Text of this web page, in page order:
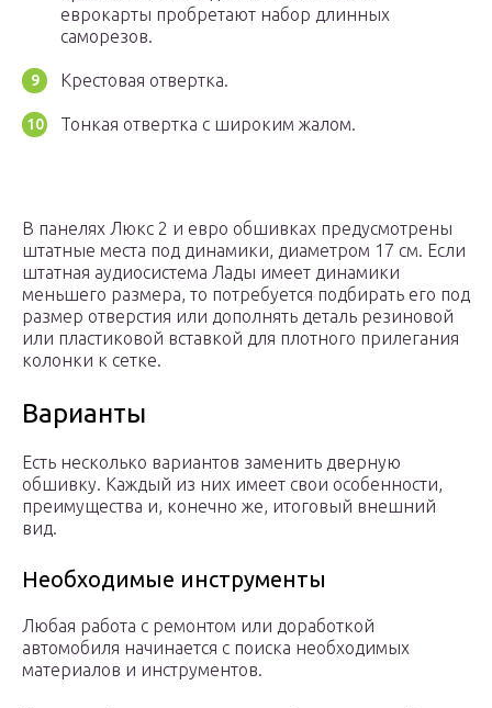
еврокарты пробретают набор длинных
саморезов.
Крестовая отвертка.
Тонкая отвертка с широким жалом.
В панелях Люкс 2 и евро обшивках предусмотрены
штатные места под динамики, диаметром 17 см. Если
штатная аудиосистема Лады имеет динамики
меньшего размера, то потребуется подбирать его под
размер отверстия или дополнять деталь резиновой
или пластиковой вставкой для плотного прилегания
колонки к сетке.
Варианты
Есть несколько вариантов заменить дверную
обшивку. Каждый из них имеет свои особенности,
преимущества и, конечно же, итоговый внешний
вид.
Необходимые инструменты
Любая работа с ремонтом или доработкой
автомобиля начинается с поиска необходимых
материалов и инструментов.